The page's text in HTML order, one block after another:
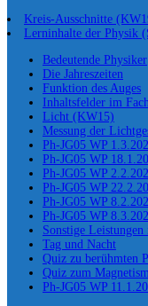
Kreis-Ausschnitte
Lerninhalte der Physik
Bedeutende Physiker
Die Jahreszeiten
Funktion des Auges
Inhaltsfelder im
Licht (KW15)
Messung der
Ph-JG05 WP
Ph-JG05 WP
Ph-JG05 WP
Ph-JG05 WP
Ph-JG05 WP
Ph-JG05 WP
Sonstige
Tag und Nacht
Quiz zu berühmten
Quiz zum
Ph-JG05 WP